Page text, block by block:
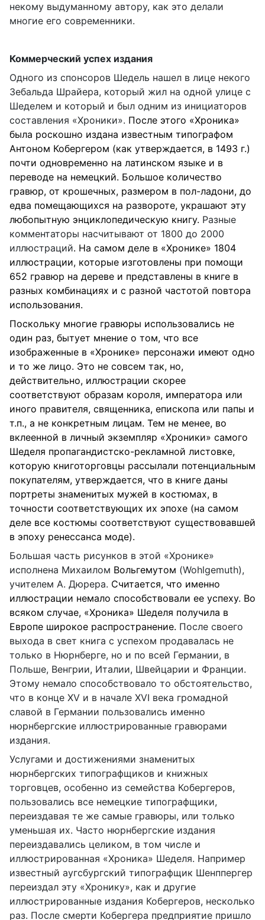
некому выдуманному автору, как это делали
многие его современники.
Коммерческий успех издания
Одного из спонсоров Шедель нашел в лице некого
Зебальда Шрайера, который жил на одной улице с
Шеделем и который и был одним из инициаторов
составления «Хроники». После этого «Хроника»
была роскошно издана известным типографом
Антоном Кобергером (как утверждается, в 1493 г.)
почти одновременно на латинском языке и в
переводе на немецкий. Большое количество
гравюр, от крошечных, размером в пол-ладони, до
едва помещающихся на развороте, украшают эту
любопытную энциклопедическую книгу. Разные
комментаторы насчитывают от 1800 до 2000
иллюстраций. На самом деле в «Хронике» 1804
иллюстрации, которые изготовлены при помощи
652 гравюр на дереве и представлены в книге в
разных комбинациях и с разной частотой повтора
использования.
Поскольку многие гравюры использовались не
один раз, бытует мнение о том, что все
изображенные в «Хронике» персонажи имеют одно
и то же лицо. Это не совсем так, но,
действительно, иллюстрации скорее
соответствуют образам короля, императора или
иного правителя, священника, епископа или папы и
т.п., а не конкретным лицам. Тем не менее, во
вклеенной в личный экземпляр «Хроники» самого
Шеделя пропагандистско-рекламной листовке,
которую книготорговцы рассылали потенциальным
покупателям, утверждается, что в книге даны
портреты знаменитых мужей в костюмах, в
точности соответствующих их эпохе (на самом
деле все костюмы соответствуют существовавшей
в эпоху ренессанса моде).
Большая часть рисунков в этой «Хронике»
исполнена Михаилом Вольгемутом (Wohlgemuth),
учителем А. Дюрера. Считается, что именно
иллюстрации немало способствовали ее успеху. Во
всяком случае, «Хроника» Шеделя получила в
Европе широкое распространение. После своего
выхода в свет книга с успехом продавалась не
только в Нюрнберге, но и по всей Германии, в
Польше, Венгрии, Италии, Швейцарии и Франции.
Этому немало способствовало то обстоятельство,
что в конце XV и в начале XVI века громадной
славой в Германии пользовались именно
нюрнбергские иллюстрированные гравюрами
издания.
Услугами и достижениями знаменитых
нюрнбергских типографщиков и книжных
торговцев, особенно из семейства Кобергеров,
пользовались все немецкие типографщики,
переиздавая те же самые гравюры, или только
уменьшая их. Часто нюрнбергские издания
переиздавались целиком, в том числе и
иллюстрированная «Хроника» Шеделя. Например
известный аугсбургский типографщик Шенппергер
переиздал эту «Хронику», как и другие
иллюстрированные издания Кобергеров, несколько
раз. После смерти Кобергера предприятие пришло